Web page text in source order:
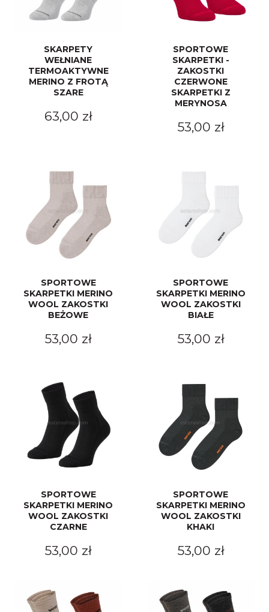
SKARPETY
WEŁNIANE
TERMOAKTYWNE
MERINO Z FROTĄ
SZARE
63,00 zł
SPORTOWE
SKARPETKI -
ZAKOSTKI
CZERWONE
SKARPETKI Z
MERYNOSA
53,00 zł
SPORTOWE
SKARPETKI MERINO
WOOL ZAKOSTKI
BEŻOWE
53,00 zł
SPORTOWE
SKARPETKI MERINO
WOOL ZAKOSTKI
BIAŁE
53,00 zł
SPORTOWE
SKARPETKI MERINO
WOOL ZAKOSTKI
CZARNE
53,00 zł
SPORTOWE
SKARPETKI MERINO
WOOL ZAKOSTKI
KHAKI
53,00 zł